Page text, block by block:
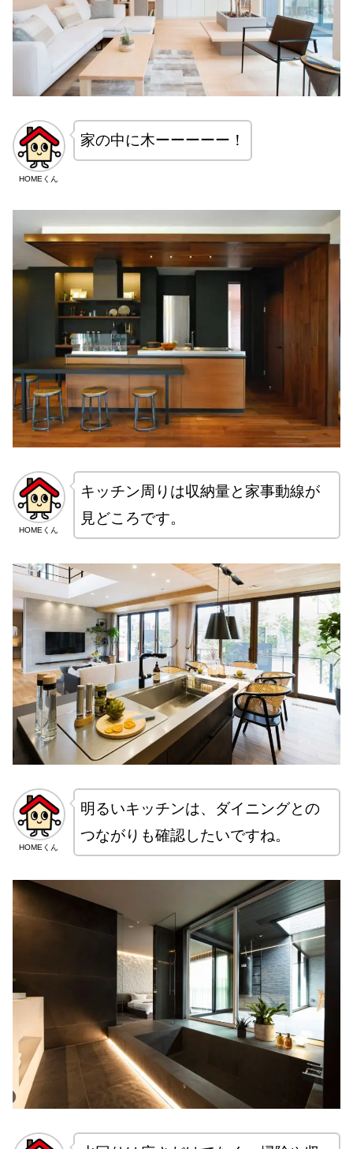
HOMEくん
家の中に木ーーーーー！
HOMEくん
キッチン周りは収納量と家事動線が
見どころです。
HOMEくん
明るいキッチンは、ダイニングとの
つながりも確認したいですね。